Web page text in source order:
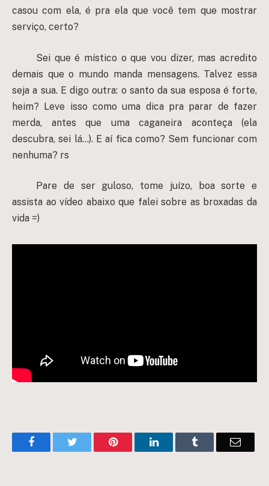
casou com ela, é pra ela que você tem que mostrar
serviço, certo?
Sei que é místico o que vou dizer, mas acredito
demais que o mundo manda mensagens. Talvez essa
seja a sua. E digo outra: o santo da sua esposa é forte,
heim? Leve isso como uma dica pra parar de fazer
merda, antes que uma caganeira aconteça (ela
descubra, sei lá…). E aí fica como? Sem funcionar com
nenhuma? rs
Pare de ser guloso, tome juízo, boa sorte e
assista ao vídeo abaixo que falei sobre as broxadas da
vida =)
FacebookTwitter Pinterest LinkedInTumblr Email